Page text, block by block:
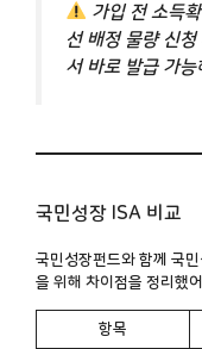
가입 전소득
선 배정 물량 신
서 바로 발급 가능
국민성장 ISA 비교
국민성장펀드와 함께 국
을 위해 차이점을 정리했
항목